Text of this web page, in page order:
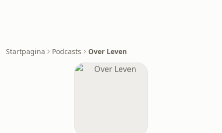
Startpagina Podcasts Over Leven